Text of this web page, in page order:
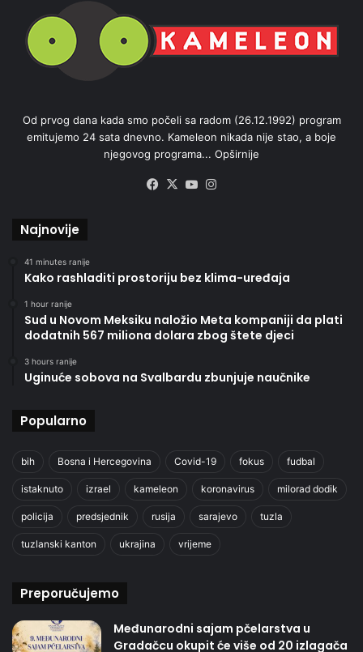
Od prvog dana kada smo počeli sa radom (26.12.1992) program
emitujemo 24 sata dnevno. Kameleon nikada nije stao, a boje
njegovog programa... Opširnije
Facebook
X YouTube
Najnovije
41 minutes ranije
Kako rashladiti prostoriju bez klima-uređaja
1 hour ranije
Sud u Novom Meksiku naložio Meta kompaniji da plati
dodatnih 567 miliona dolara zbog štete djeci
3 hours ranije
Uginuće sobova na Svalbardu zbunjuje naučnike
Popularno
bih Bosna i Hercegovina Covid-19 fokus fudbal
istaknuto izrael kameleon koronavirus milorad dodik
policija predsjednik rusija sarajevo tuzla
tuzlanski kanton ukrajina vrijeme
Preporučujemo
Međunarodni sajam pčelarstva u
Gradačcu okupit će više od 20 izlagača